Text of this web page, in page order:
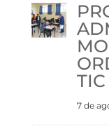
TIC
7 de